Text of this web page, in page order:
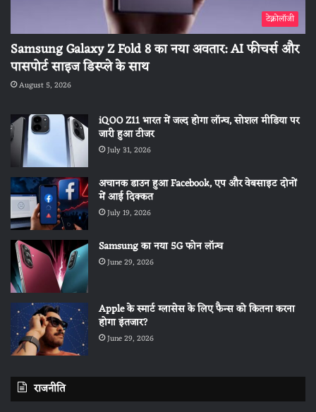
टेक्नोलॉजी
Samsung Galaxy Z Fold 8 का नया अवतार: AI फीचर्स और
पासपोर्ट साइज डिस्प्ले के साथ
August 5, 2026
iQOO Z11 भारत में जल्द होगा लॉन्च, सोशल मीडिया पर
जारी हुआ टीजर
July 31, 2026
अचानक डाउन हुआ Facebook, एप और वेबसाइट दोनों
में आई दिक्कत
July 19, 2026
Samsung का नया 5G फोन लॉन्च
June 29, 2026
Apple के स्मार्ट ग्लासेस के लिए फैन्स को कितना करना
होगा इंतजार?
June 29, 2026
राजनीति